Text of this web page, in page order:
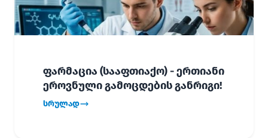
ფარმაცია (სააფთიაქო) - ერთიანი
ეროვნული გამოცდების განრიგი!
სრულად